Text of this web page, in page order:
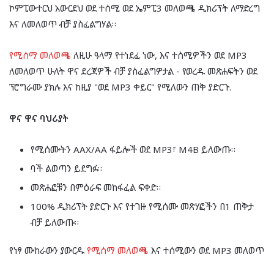
ኮምፒውተርህ አውርደህ ወደ ተሰሚ ወደ ኤምፒ3 መለወጫ ዲክሪፕት ለማድረግ
እና ለመለወጥ ብቻ ያስፈልግሃል።
የሚሰማ መለወጫ ለዚሁ ዓላማ የተነደፈ ነው, እና ተሰሚዎችን ወደ MP3
ለመለወጥ ሁለት ዋና ደረጃዎች ብቻ ያስፈልግዎታል - የወረዱ መጽሐፍትን ወደ
ፕሮግራሙ ያክሉ እና ከዚያ "ወደ MP3 ቀይር" የሚለውን ጠቅ ያድርጉ.
ዋና ዋና ባህሪያት
የሚሰሙትን AAX/AA ፋይሎች ወደ MP3፣ M4B ይለውጡ።
ባች ልወጣን ይደግፉ።
መጽሐፎቹን በምዕራፍ መከፋፈል ፍቀድ።
100% ዲክሪፕት ያድርጉ እና የተገዙ የሚሰሙ መጽሃፎችን በ1 ጠቅታ
ብቻ ይለውጡ።
የነፃ ሙከራውን ያውርዱ የሚሰማ መለወጫ እና ተሰሚውን ወደ MP3 መለወጥ